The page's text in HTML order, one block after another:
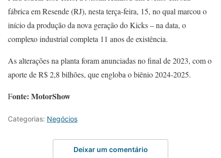
fábrica em Resende (RJ), nesta terça-feira, 15, no qual marcou o
início da produção da nova geração do Kicks – na data, o
complexo industrial completa 11 anos de existência.
As alterações na planta foram anunciadas no final de 2023, com o
aporte de R$ 2,8 bilhões, que engloba o biênio 2024-2025.
Fonte: MotorShow
Categorias: Negócios
Deixar um comentário